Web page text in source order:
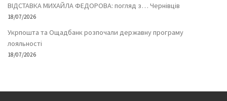
ВІДСТАВКА МИХАЙЛА ФЕДОРОВА: погляд з… Чернівців
18/07/2026
Укрпошта та Ощадбанк розпочали державну програму
лояльності
18/07/2026